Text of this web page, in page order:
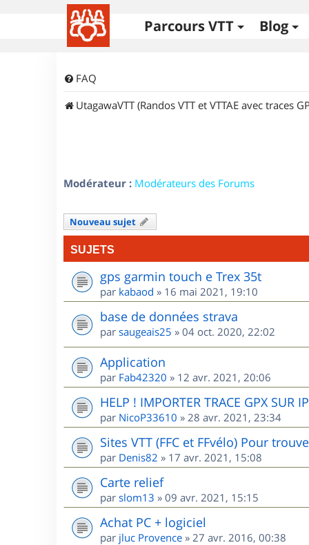
Parcours VTT Blog
FAQ
UtagawaVTT (Randos VTT et VTTAE avec traces
Modérateur : Modérateurs des Forums
Nouveau sujet
SUJETS
gps garmin touch e Trex 35t
par kabaod » 16 mai 2021, 19:10
base de données strava
par saugeais25 » 04 oct. 2020, 22:02
Application
par Fab42320 » 12 avr. 2021, 20:06
HELP ! IMPORTER TRACE GPX SUR
par NicoP33610 » 28 avr. 2021, 23:34
Sites VTT (FFC et FFvélo) Pour
par Denis82 » 17 avr. 2021, 15:08
Carte relief
par slom13 » 09 avr. 2021, 15:15
Achat PC + logiciel
par jluc Provence » 27 avr. 2016, 00:38